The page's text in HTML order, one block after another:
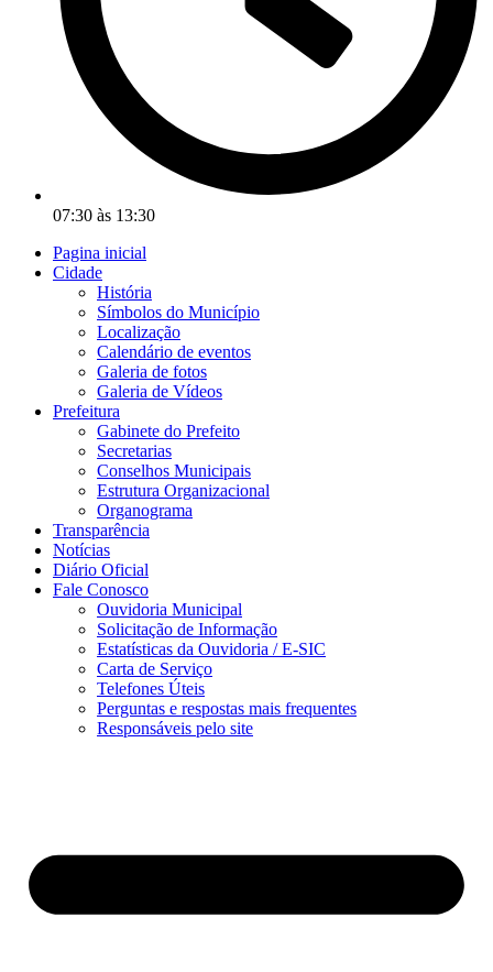
07:30 às 13:30
Pagina inicial
Cidade
História
Símbolos do Município
Localização
Calendário de eventos
Galeria de fotos
Galeria de Vídeos
Prefeitura
Gabinete do Prefeito
Secretarias
Conselhos Municipais
Estrutura Organizacional
Organograma
Transparência
Notícias
Diário Oficial
Fale Conosco
Ouvidoria Municipal
Solicitação de Informação
Estatísticas da Ouvidoria / E-SIC
Carta de Serviço
Telefones Úteis
Perguntas e respostas mais frequentes
Responsáveis pelo site